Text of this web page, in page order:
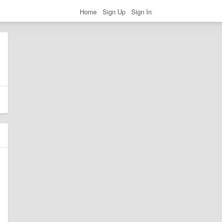
Home Sign Up Sign In